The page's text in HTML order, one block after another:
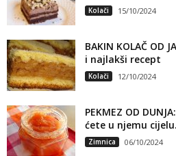
Kolači 15/10/2024
BAKIN KOLAČ OD
i najlakši recept
Kolači 12/10/2024
PEKMEZ OD
ćete u njemu
Zimnica 06/10/2024